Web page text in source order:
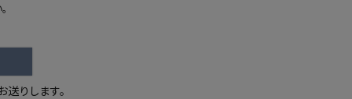
りします。